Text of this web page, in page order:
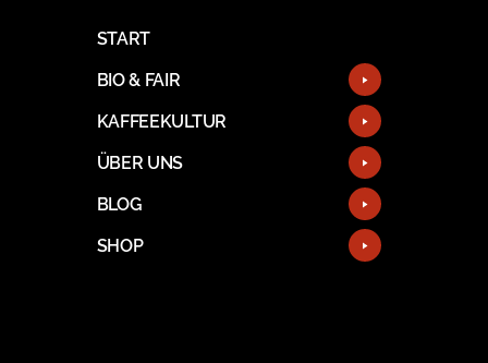
START
BIO & FAIR
KAFFEEKULTUR
ÜBER UNS
BLOG
SHOP